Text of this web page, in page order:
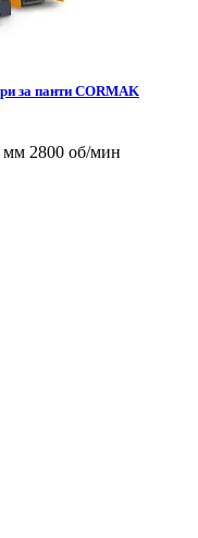
за панти CORMAK
мм 2800 об/мин